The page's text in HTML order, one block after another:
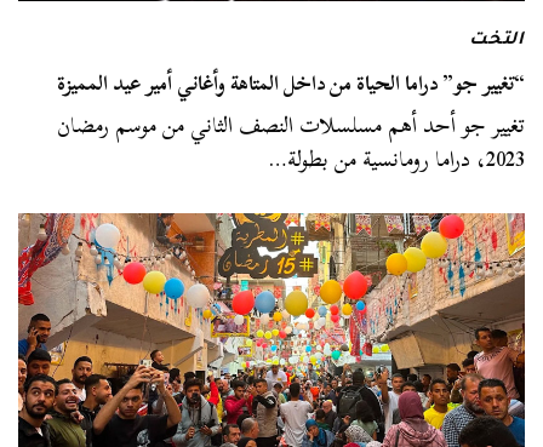
التخت
“تغيير جو” دراما الحياة من داخل المتاهة وأغاني أمير عيد المميزة
تغيير جو أحد أهم مسلسلات النصف الثاني من موسم رمضان
2023، دراما رومانسية من بطولة…